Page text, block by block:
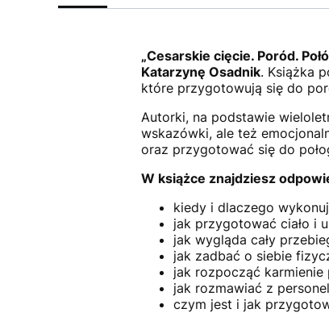
„Cesarskie cięcie. Poród.
Katarzynę Osadnik. Książka
które przygotowują się do
Autorki, na podstawie
wskazówki, ale też
oraz przygotować się do
W książce znajdziesz
kiedy i dlaczego
jak przygotować ciało i
jak wygląda cały
jak zadbać o siebie
jak rozpocząć karmienie
jak rozmawiać z
czym jest i jak